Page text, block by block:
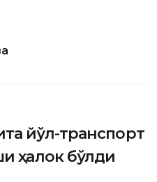
йўл-транспорт
ҳалок бўлди